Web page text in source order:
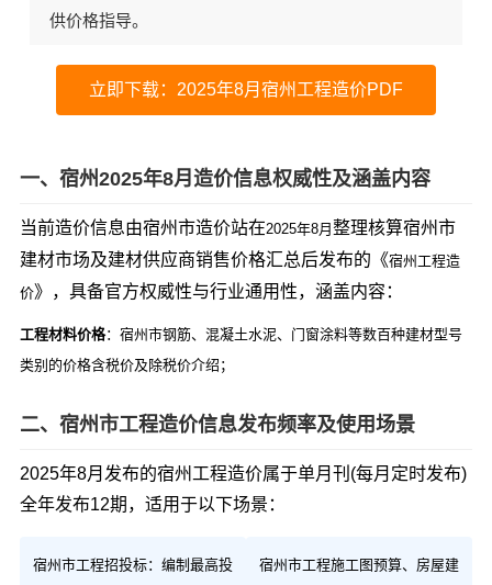
供价格指导。
立即下载：2025年8月宿州工程造价PDF
一、宿州2025年8月造价信息权威性及涵盖内容
当前造价信息由宿州市造价站在2025年8月整理核算宿州市
建材市场及建材供应商销售价格汇总后发布的《宿州工程造
价》，具备官方权威性与行业通用性，涵盖内容：
工程材料价格：宿州市钢筋、混凝土水泥、门窗涂料等数百种建材型号
类别的价格含税价及除税价介绍；
二、宿州市工程造价信息发布频率及使用场景
2025年8月发布的宿州工程造价属于单月刊(每月定时发布)
全年发布12期，适用于以下场景：
宿州市工程招投标：编制最高投
宿州市工程施工图预算、房屋建